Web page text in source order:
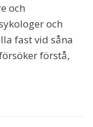
och
och
fast vid såna
förstå,